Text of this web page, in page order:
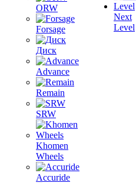
ORW
Forsage
Диск
Advance
Remain
SRW
Khomen
Wheels
Accuride
Next
Level